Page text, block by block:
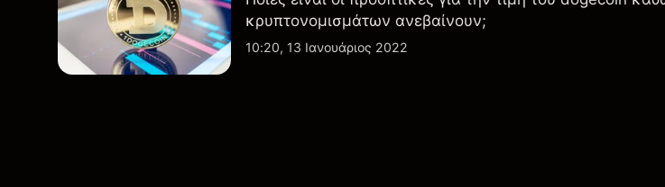
κρυπτονομισμάτων ανεβαίνουν;
10:20, 13 Ιανουάριος 2022